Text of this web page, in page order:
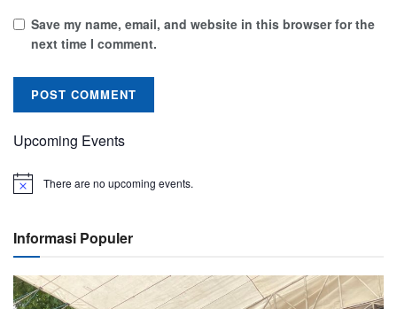
Save my name, email, and website in this browser for the
next time I comment.
Upcoming Events
There are no upcoming events.
Informasi Populer